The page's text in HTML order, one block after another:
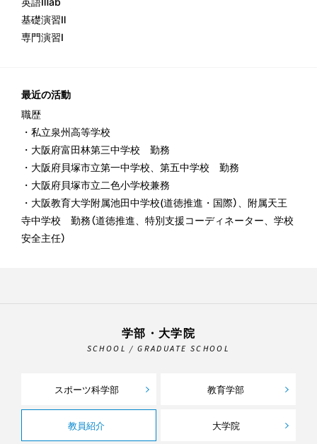
基礎演習Ⅱ
専門演習Ⅰ
最近の活動
職歴
・私立泉州高等学校
・大阪府富田林第三中学校 勤務
・大阪府貝塚市立第一中学校、第五中学校 勤務
・大阪府貝塚市立二色小学校兼務
・大阪教育大学附属池田中学校(道徳推進・国際）、附属天王
寺中学校 勤務（道徳推進、特別支援コーディネーター、学校
安全主任）
学部・大学院
SCHOOL / GRADUATE SCHOOL
スポーツ科学部 教育学部
教員紹介 大学院